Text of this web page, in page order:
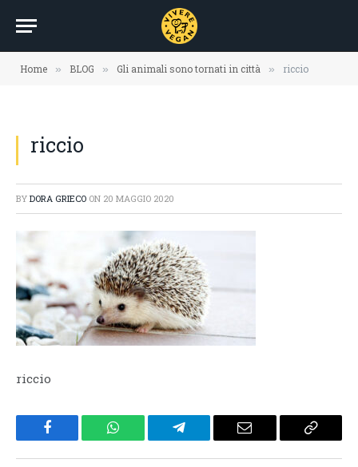
Home » BLOG » Gli animali sono tornati in città » riccio
riccio
BY DORA GRIECO ON 20 MAGGIO 2020
riccio
Facebook WhatsApp Telegram Email
Copy